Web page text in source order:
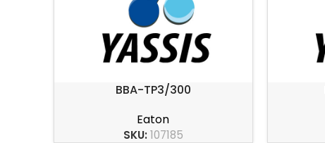
BBA-TP3/300
Eaton
SKU:107185